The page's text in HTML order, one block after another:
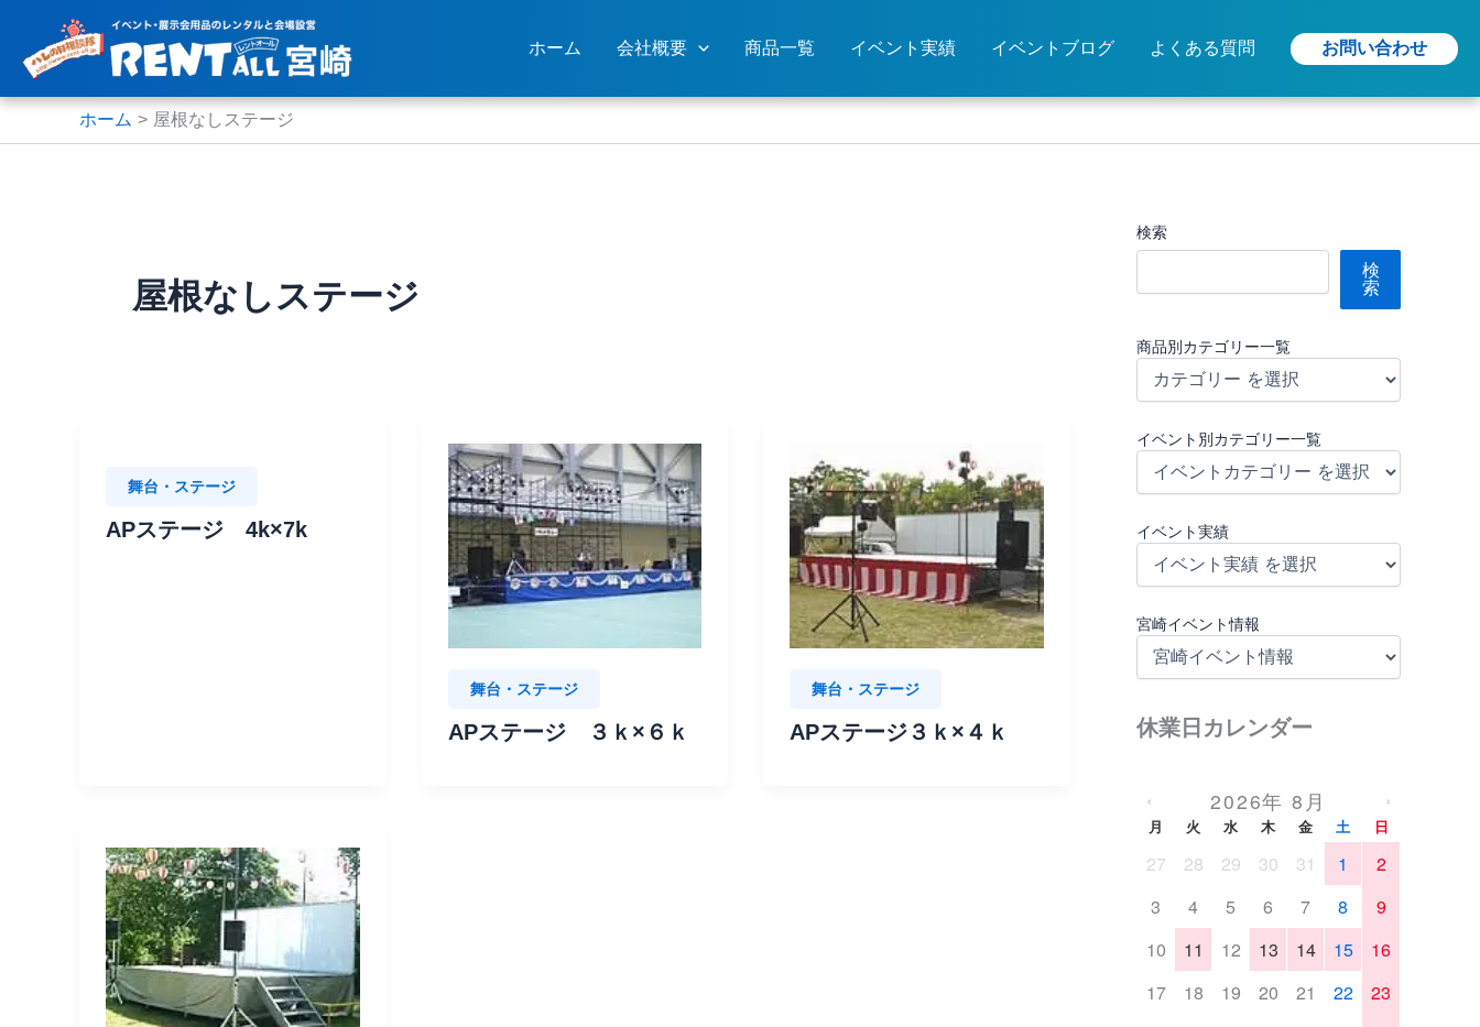
ス
ホーム 会社概要 商品一覧 イベント実績 イベントブログ よくある質問 お問い合わせ
ホーム 屋根なしステージ
屋根なしステージ
舞台・ステージ
APステージ 4k×7k
舞台・ステージ
APステージ ３ｋ×６ｋ
舞台・ステージ
APステージ３ｋ×４ｋ
検索
検
索
商品別カテゴリー一覧
イベント別カテゴリー一覧
イベント実績
宮崎イベント情報
休業日カレンダー
‹ 2026年 8月 ›
月 火 水 木 金 土 日
27 28 29 30 31 1
2
3
4 5 6 7 8
9
10
11 12 13 14 15
16
17
18 19 20 21 22
23